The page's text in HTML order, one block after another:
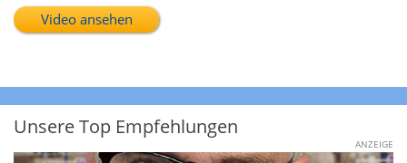
Video ansehen
Unsere Top Empfehlungen
ANZEIGE